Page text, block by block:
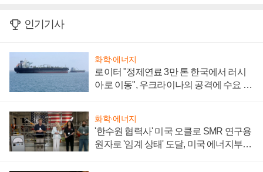
인기기사
화학·에너지
로이터 "정제연료 3만 톤 한국에서 러시
아로 이동", 우크라이나의 공격에 수요 늘
화학·에너지
'한수원 협력사' 미국 오클로 SMR 연구용
원자로 '임계 상태' 도달, 미국 에너지부